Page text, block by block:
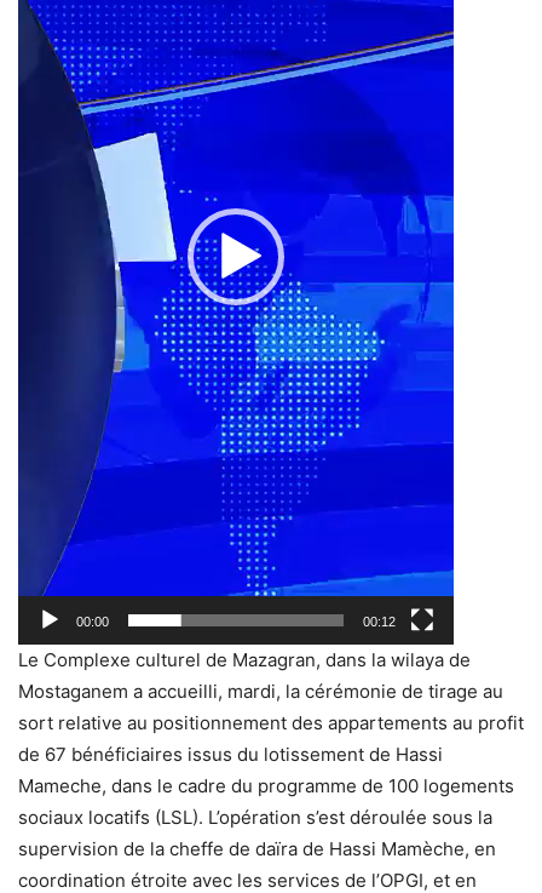
00:00 00:12
Le Complexe culturel de Mazagran, dans la wilaya de
Mostaganem a accueilli, mardi, la cérémonie de tirage au
sort relative au positionnement des appartements au profit
de 67 bénéficiaires issus du lotissement de Hassi
Mameche, dans le cadre du programme de 100 logements
sociaux locatifs (LSL). L’opération s’est déroulée sous la
supervision de la cheffe de daïra de Hassi Mamèche, en
coordination étroite avec les services de l’OPGI, et en